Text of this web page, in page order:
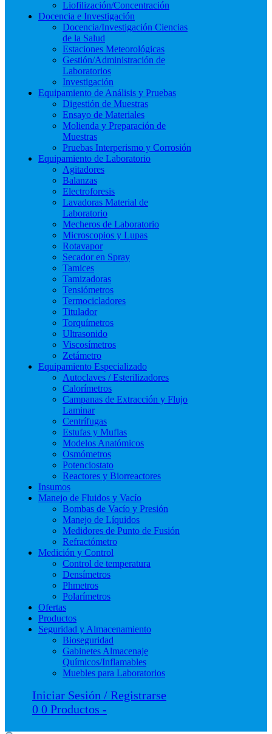
Liofilización/Concentración
Docencia e Investigación
Docencia/Investigación Ciencias
de la Salud
Estaciones Meteorológicas
Gestión/Administración de
Laboratorios
Investigación
Equipamiento de Análisis y Pruebas
Digestión de Muestras
Ensayo de Materiales
Molienda y Preparación de
Muestras
Pruebas Interperismo y Corrosión
Equipamiento de Laboratorio
Agitadores
Balanzas
Electroforesis
Lavadoras Material de
Laboratorio
Mecheros de Laboratorio
Microscopios y Lupas
Rotavapor
Secador en Spray
Tamices
Tamizadoras
Tensiómetros
Termocicladores
Titulador
Torquímetros
Ultrasonido
Viscosímetros
Zetámetro
Equipamiento Especializado
Autoclaves / Esterilizadores
Calorímetros
Campanas de Extracción y Flujo
Laminar
Centrífugas
Estufas y Muflas
Modelos Anatómicos
Osmómetros
Potenciostato
Reactores y Biorreactores
Insumos
Manejo de Fluidos y Vacío
Bombas de Vacío y Presión
Manejo de Líquidos
Medidores de Punto de Fusión
Refractómetro
Medición y Control
Control de temperatura
Densímetros
Phmetros
Polarímetros
Ofertas
Productos
Seguridad y Almacenamiento
Bioseguridad
Gabinetes Almacenaje
Químicos/Inflamables
Muebles para Laboratorios
Iniciar Sesión / Registrarse
0 0 Productos -